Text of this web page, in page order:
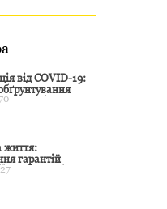
від COVID-19:
від
життя:
гарантій
залежить від